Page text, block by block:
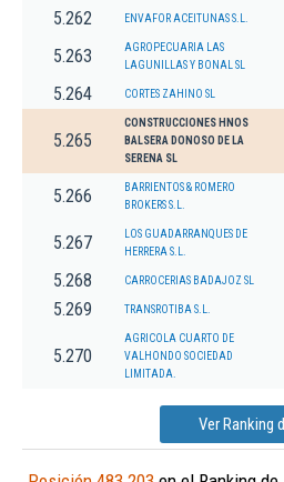
5.262 ENVAFOR ACEITUNAS S.L.
5.263
AGROPECUARIA LAS
LAGUNILLAS Y BONAL SL
5.264 CORTES ZAHINO SL
5.265
CONSTRUCCIONES HNOS
BALSERA DONOSO DE LA
SERENA SL
5.266
BARRIENTOS & ROMERO
BROKERS S.L.
5.267
LOS GUADARRANQUES DE
HERRERA S.L.
5.268 CARROCERIAS BADAJOZ SL
5.269 TRANSROTIBA S.L.
5.270
AGRICOLA CUARTO DE
VALHONDO SOCIEDAD
LIMITADA.
Ver Ranking